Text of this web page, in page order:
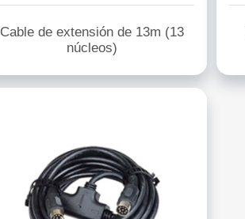
Cable de extensión de 13m (13
núcleos)